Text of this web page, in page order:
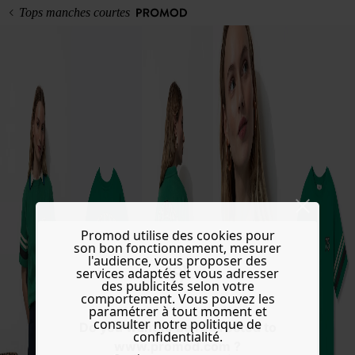
Do you want to be redirected to
www.promod.com ?
Tops manches courtes
Promod utilise des cookies pour
son bon fonctionnement, mesurer
l'audience, vous proposer des
services adaptés et vous adresser
des publicités selon votre
comportement. Vous pouvez les
paramétrer à tout moment et
consulter notre politique de
confidentialité.